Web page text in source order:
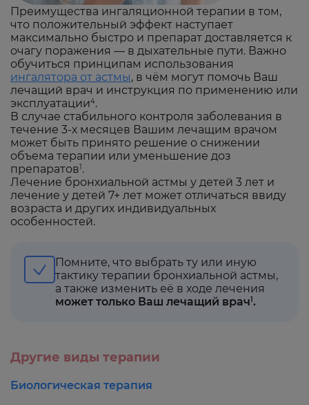
Преимущества ингаляционной терапии в том,
что положительный эффект наступает
максимально быстро и препарат доставляется к
очагу поражения — в дыхательные пути. Важно
обучиться принципам использования
ингалятора от астмы, в чём могут помочь Ваш
лечащий врач и инструкция по применению или
эксплуатации4.
В случае стабильного контроля заболевания в
течение 3-х месяцев Вашим лечащим врачом
может быть принято решение о снижении
объема терапии или уменьшение доз
препаратов1 .
Лечение бронхиальной астмы у детей 3 лет и
лечение у детей 7+ лет может отличаться ввиду
возраста и других индивидуальных
особенностей.
Помните, что выбрать ту или иную
тактику терапии бронхиальной астмы,
а также изменить её в ходе лечения
может только Ваш лечащий врач1.
Другие виды терапии
Биологическая терапия